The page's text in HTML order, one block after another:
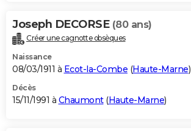
Joseph DECORSE (80 ans)
Créer une cagnotte obsèques
Naissance
08/03/1911 à Ecot-la-Combe (Haute-Marne)
Décès
15/11/1991 à Chaumont(Haute-Marne)